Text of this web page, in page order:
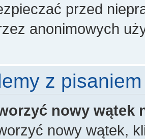
przed
anonimowych
z pisaniem
nowy wątek
nowy wątek,